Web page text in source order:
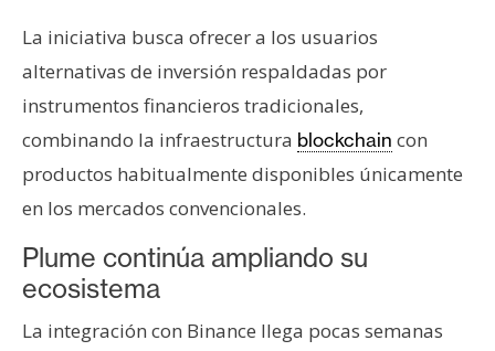
La iniciativa busca ofrecer a los usuarios
alternativas de inversión respaldadas por
instrumentos financieros tradicionales,
combinando la infraestructura blockchain con
productos habitualmente disponibles únicamente
en los mercados convencionales.
Plume continúa ampliando su
ecosistema
La integración con Binance llega pocas semanas